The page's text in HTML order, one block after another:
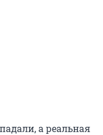
а реальная